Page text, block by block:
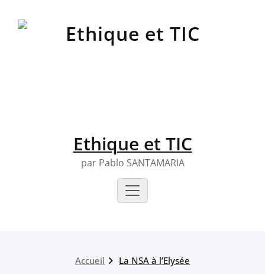
Ethique et TIC
par Pablo SANTAMARIA
Accueil La NSA à l’Elysée